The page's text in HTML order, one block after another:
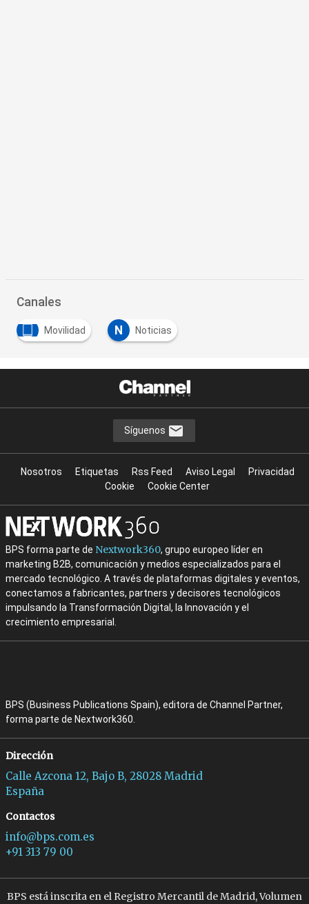
Canales
Movilidad N Noticias
Síguenos
Nosotros Etiquetas Rss Feed Aviso Legal
Privacidad
Cookie
Cookie Center
BPS forma parte de Nextwork360, grupo europeo líder en
marketing B2B, comunicación y medios especializados para el
mercado tecnológico. A través de plataformas digitales y eventos,
conectamos a fabricantes, partners y decisores tecnológicos
impulsando la Transformación Digital, la Innovación y el
crecimiento empresarial.
BPS (Business Publications Spain), editora de Channel Partner,
forma parte de Nextwork360.
Dirección
Calle Azcona 12, Bajo B, 28028 Madrid
España
Contactos
info@bps.com.es
+91 313 79 00
BPS está inscrita en el Registro Mercantil de Madrid, Volumen